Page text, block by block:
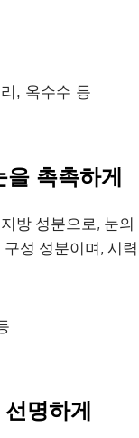
, 옥수수 등
촉촉하게
방 성분으로, 눈
성 성분이며, 시
명하게